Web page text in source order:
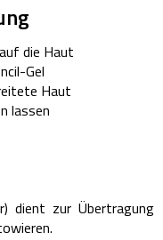
die Haut
Gel
Haut
lassen
dient zur Übertragung